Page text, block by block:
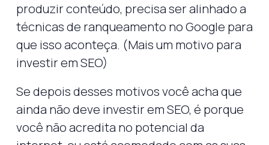
produzir conteúdo, precisa ser alinhado a
técnicas de ranqueamento no Google para
que isso aconteça. (Mais um motivo para
investir em SEO)
Se depois desses motivos você acha que
ainda não deve investir em SEO, é porque
você não acredita no potencial da